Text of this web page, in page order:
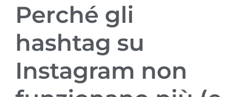
Perché gli
hashtag su
Instagram non